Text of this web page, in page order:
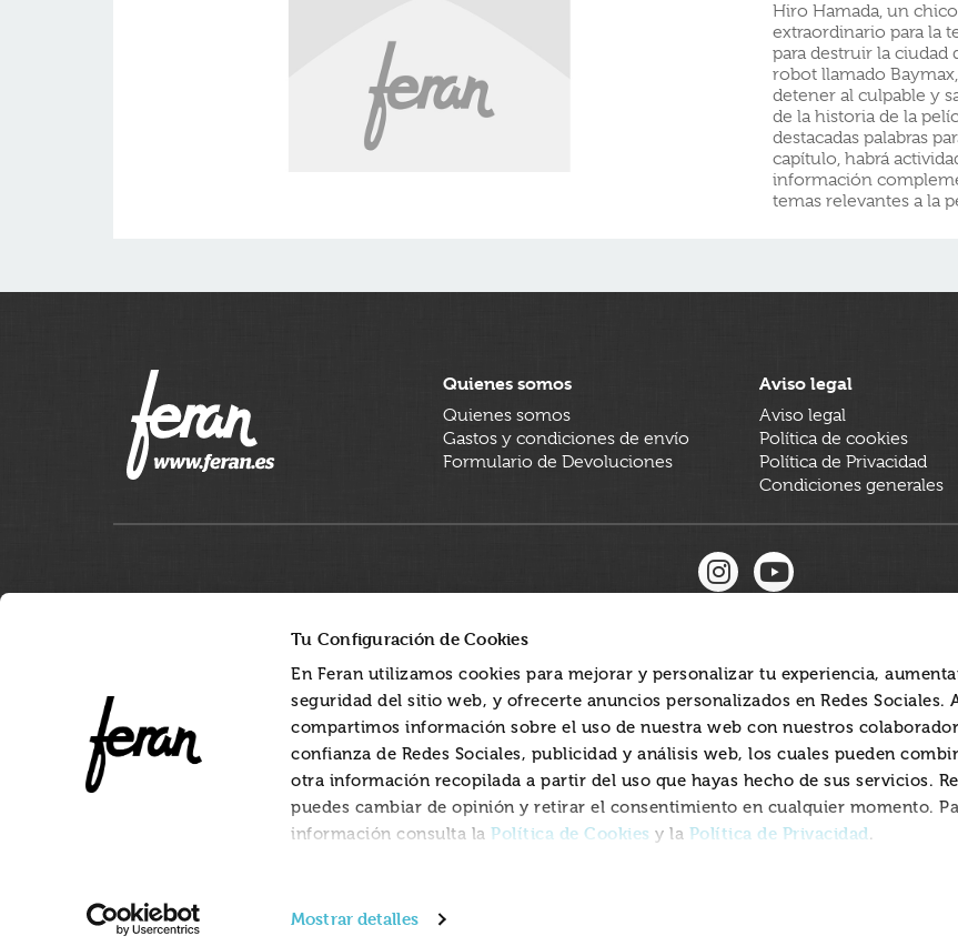
Tu Configuración de Cookies
En Feran utilizamos cookies para mejorar y personalizar tu experiencia,
seguridad del sitio web, y ofrecerte anuncios personalizados en Redes Sociales.
compartimos información sobre el uso de nuestra web con nuestros
confianza de Redes Sociales, publicidad y análisis web, los cuales pueden
otra información recopilada a partir del uso que hayas hecho de sus servicios.
puedes cambiar de opinión y retirar el consentimiento en cualquier momento.
información consulta laPolítica de Cookies y la Política de Privacidad.
Mostrar detalles
Hiro Hamada, un
extraordinario para la
para destruir la ciudad
robot llamado
detener al culpable y
de la historia de la
destacadas palabras
capítulo, habrá
información
temas relevantes a la
Quienes somos
Quienes somos
Gastos y condiciones de envío
Formulario de Devoluciones
Aviso legal
Aviso legal
Política de cookies
Política de Privacidad
Condiciones generales